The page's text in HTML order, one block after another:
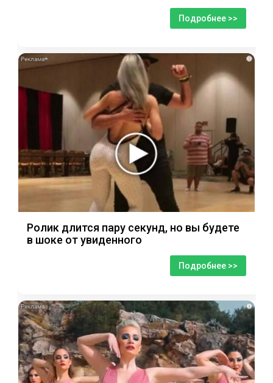
Подробнее >>
i
Ролик длится пару секунд, но вы будете
в шоке от увиденного
Подробнее >>
i